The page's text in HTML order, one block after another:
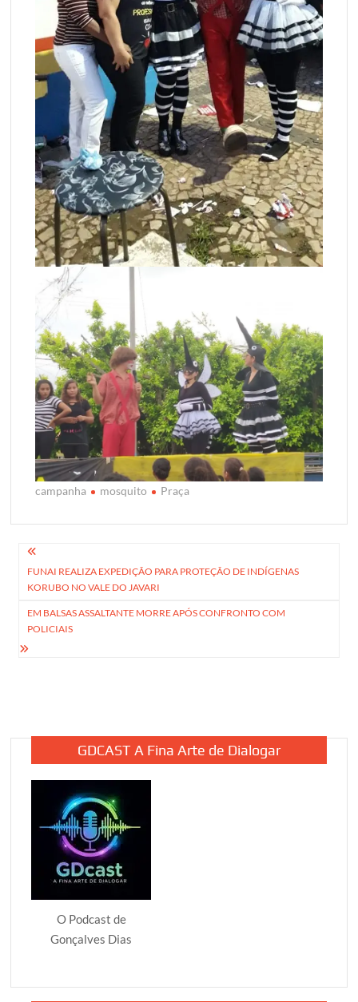
campanha mosquito Praça
Navegação
de
Post
FUNAI REALIZA EXPEDIÇÃO PARA PROTEÇÃO DE INDÍGENAS
KORUBO NO VALE DO JAVARI
EM BALSAS ASSALTANTE MORRE APÓS CONFRONTO COM
POLICIAIS
GDCAST A Fina Arte de Dialogar
O Podcast de
Gonçalves Dias